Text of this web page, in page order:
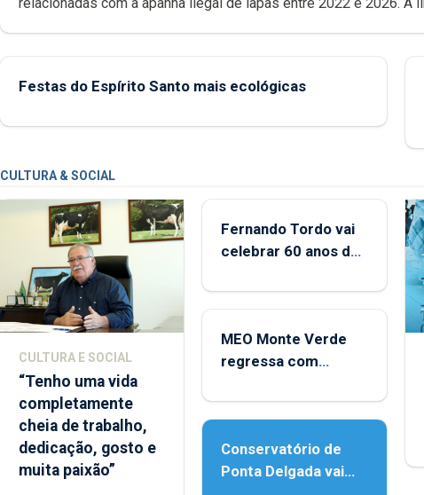
relacionadas com a apanha ilegal de lapas entre 2022 e 2026. A ilha
Festas do Espírito Santo mais ecológicas
CULTURA & SOCIAL
CULTURA E SOCIAL
“Tenho uma vida
completamente
cheia de trabalho,
dedicação, gosto e
muita paixão”
Fernando Tordo vai
celebrar 60 anos de
Micaelense
MEO Monte Verde
regressa com
acessibilidade
Conservatório de
Ponta Delgada vai